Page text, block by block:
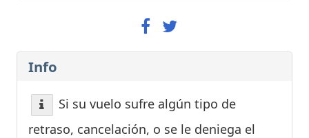
Info
Si su vuelo sufre algún tipo de
retraso, cancelación, o se le deniega el